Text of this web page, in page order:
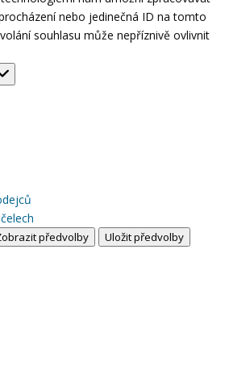
nebo jedinečná ID na tomto
souhlasu může nepříznivě ovlivnit
předvolby Uložit předvolby